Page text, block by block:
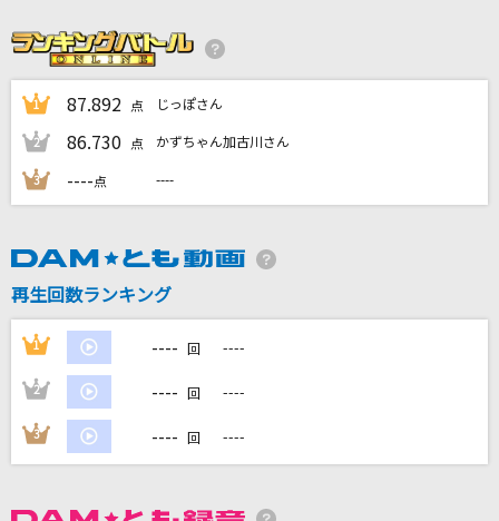
愛とか恋とか
Novelbright
アイデン貞貞メルトダウン
えなこ feat. P丸様。
Official髭男dism
しわあわせ
Vaundy
1 87.892 点 じっぽさん
2 86.730 点 かずちゃん加古川さん
3 ----点 ----
再生回数ランキング
1 ---- 回 ----
2 ---- 回 ----
3 ---- 回 ----